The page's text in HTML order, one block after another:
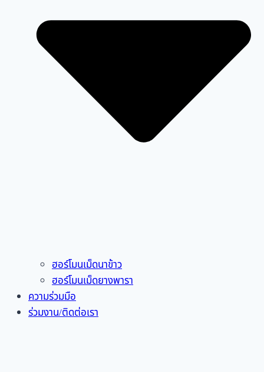
ฮอร์โมนเม็ดนาข้าว
ฮอร์โมนเม็ดยางพารา
ความร่วมมือ
ร่วมงาน/ติดต่อเรา